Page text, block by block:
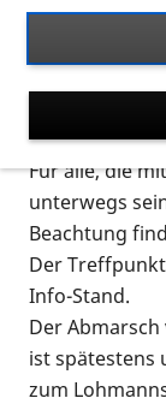
Weiterfahrt
eingangs
Für alle, die
unterwegs
Beachtung
Der
Info-Stand.
Der
ist spätestens
zum